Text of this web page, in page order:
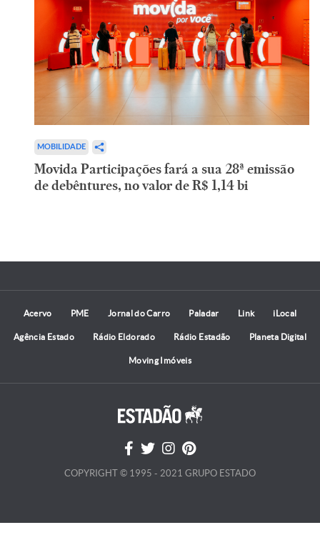
MOBILIDADE
Movida Participações fará a sua 28ª emissão
de debêntures, no valor de R$ 1,14 bi
Acervo PME Jornal do Carro Paladar Link iLocal
Agência Estado Rádio Eldorado Rádio Estadão Planeta Digital
Moving Imóveis
COPYRIGHT © 1995 - 2021 GRUPO ESTADO